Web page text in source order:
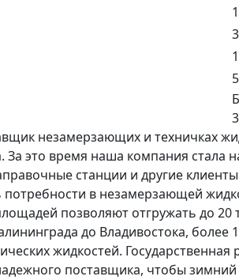
5
незамерзающих и техничках
За это время наша компания
станции и другие
потребности в незамерзающей
позволяют отгружать до
до Владивостока,
жидкостей.
поставщика, чтобы